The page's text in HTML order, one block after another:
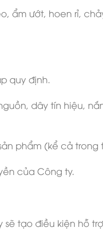
ẩm ướt, hoen rỉ,
quy định.
dây tín hiệu,
phẩm (kể cả trong
của Công ty.
tạo điều kiện hỗ